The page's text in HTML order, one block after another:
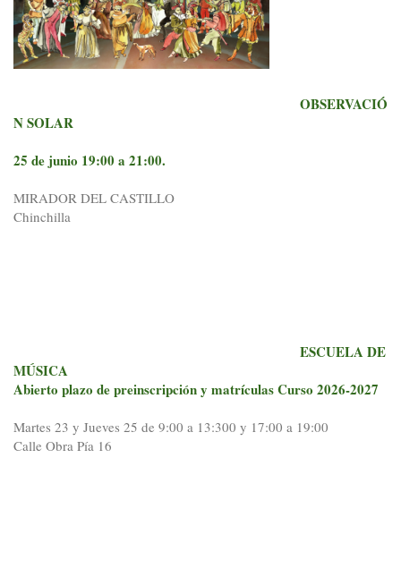
OBSERVACIÓ
N SOLAR
25 de junio 19:00 a 21:00.
MIRADOR DEL CASTILLO
Chinchilla
ESCUELA DE
MÚSICA
Abierto plazo de preinscripción y matrículas Curso 2026-2027
Martes 23 y Jueves 25 de 9:00 a 13:300 y 17:00 a 19:00
Calle Obra Pía 16